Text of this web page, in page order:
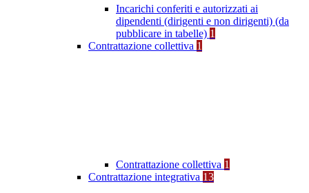
Incarichi conferiti e autorizzati ai
dipendenti (dirigenti e non dirigenti) (da
pubblicare in tabelle) 1
Contrattazione collettiva 1
Contrattazione collettiva 1
Contrattazione integrativa 13